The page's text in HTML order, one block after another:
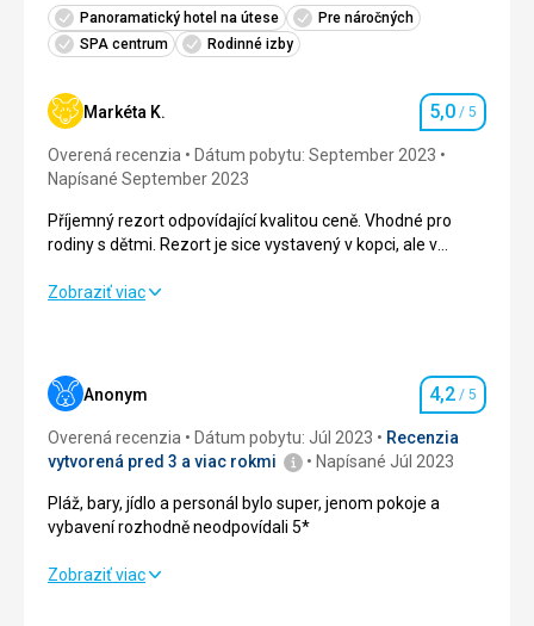
Panoramatický hotel na útese
Pre náročných
SPA centrum
Rodinné izby
Markéta K. Hodnotenie
5,0 / 5
Overená recenzia
Dátum pobytu: September 2023
Napísané September 2023
Příjemný rezort odpovídající kvalitou ceně. Vhodné pro
rodiny s dětmi. Rezort je sice vystavený v kopci, ale v
restaurací, takže je to pohodlné i s kočárem.
Příjemný rezort odpovídající kvalitou ceně. Vhodné pro
Hotel nabízí služby autopujcovny, kde jsou velice milí a
ochotní
Strava 5,0
Ubytovanie
Zobraziť viac
Anonym Hodnotenie
4,2 / 5
Overená recenzia Dátum pobytu: Júl 2023
Recenzia
vytvorená pred 3 a viac rokmi
Napísané Júl 2023
Pláž, bary, jídlo a personál bylo super, jenom pokoje a
vybavení rozhodně neodpovídali 5*
Pláž, bary, jídlo a personál bylo super, jenom pokoje a
Zobraziť viac